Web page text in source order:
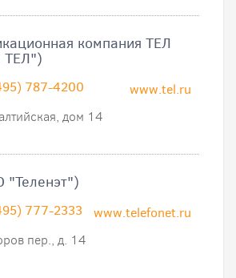
компания ТЕЛ
ТЕЛ")
www.tel.ru
787-4200
дом 14
"Теленэт")
www.telefonet.ru
777-2333
пер., д. 14